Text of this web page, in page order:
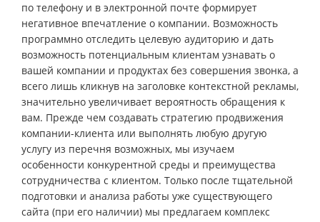
по телефону и в электронной почте формирует
негативное впечатление о компании. Возможность
программно отследить целевую аудиторию и дать
возможность потенциальным клиентам узнавать о
вашей компании и продуктах без совершения звонка, а
всего лишь кликнув на заголовке контекстной рекламы,
значительно увеличивает вероятность обращения к
вам. Прежде чем создавать стратегию продвижения
компании-клиента или выполнять любую другую
услугу из перечня возможных, мы изучаем
особенности конкурентной среды и преимущества
сотрудничества с клиентом. Только после тщательной
подготовки и анализа работы уже существующего
сайта (при его наличии) мы предлагаем комплекс